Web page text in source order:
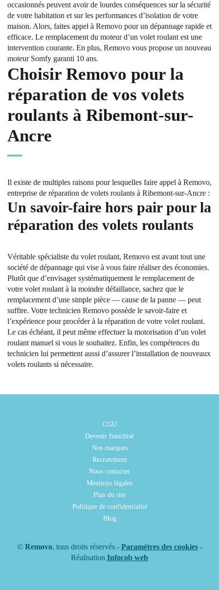
occasionnés peuvent avoir de lourdes conséquences sur la sécurité
de votre habitation et sur les performances d’isolation de votre
maison. Alors, faites appel à Removo pour un dépannage rapide et
efficace. Le remplacement du moteur d’un volet roulant est une
intervention courante. En plus, Removo vous propose un nouveau
moteur Somfy garanti 10 ans.
Choisir Removo pour la
réparation de vos volets
roulants à Ribemont-sur-
Ancre
Il existe de multiples raisons pour lesquelles faire appel à Removo,
entreprise de réparation de volets roulants à Ribemont-sur-Ancre :
Un savoir-faire hors pair pour la
réparation des volets roulants
Véritable spécialiste du volet roulant, Removo est avant tout une
société de dépannage qui vise à vous faire réaliser des économies.
Plutôt que d’envisager systématiquement le remplacement de
votre volet roulant à la moindre défaillance, sachez que le
remplacement d’une simple pièce — cause de la panne — peut
suffire. Votre technicien Removo possède le savoir-faire et
l’expérience pour procéder à la réparation de votre volet roulant.
Le cas échéant, il peut même effectuer la motorisation d’un volet
roulant manuel si vous le souhaitez. Enfin, les compétences du
technicien lui permettent aussi d’assurer l’installation de nouveaux
volets roulants si nécessaire.
CGU
Devenir franchisé
Nos marques
Recrutement
Nous contacter
Mentions légales
Plan du site
Politique de confidentialité
Blog
© Removo, tous droits réservés - Paramètres des cookies-
Réalisation Infocob web